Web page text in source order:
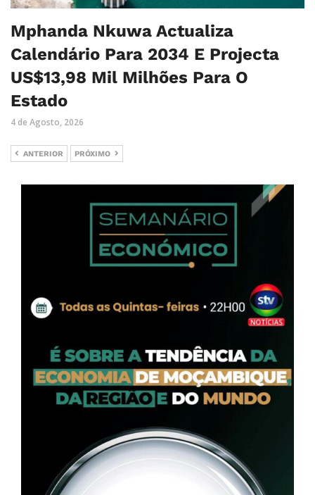
Mphanda Nkuwa Actualiza
Calendário Para 2034 E Projecta
US$13,98 Mil Milhões Para O
Estado
4 de Agosto, 2026
ANTERIOR PRÓXIMO